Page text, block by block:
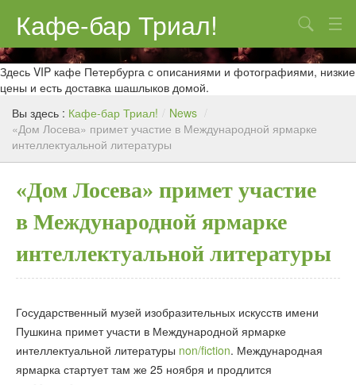
Кафе-бар Триал!
О нас
Меню
Контакты
Реклама
Поиск
Здесь VIP кафе Петербурга с описаниями и фотографиями, низкие
цены и есть доставка шашлыков домой.
Вы здесь : Кафе-бар Триал! / News /
«Дом Лосева» примет участие в Международной ярмарке
интеллектуальной литературы
«Дом Лосева» примет участие
в Международной ярмарке
интеллектуальной литературы
Государственный музей изобразительных искусств имени
Пушкина примет участи в Международной ярмарке
интеллектуальной литературы non/fiction. Международная
ярмарка стартует там же 25 ноября и продлится